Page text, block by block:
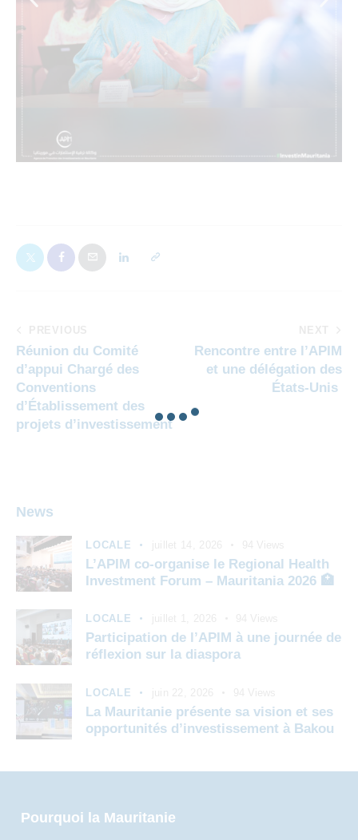
Réunion du Comité
d’appui Chargé des
Conventions
d’Établissement des
projets d’investissement
Rencontre entre l’APIM
et une délégation des
États-Unis
News
LOCALE
L’APIM co-organise le Regional Health
Investment Forum – Mauritania 2026 🏥
LOCALE
Participation de l’APIM à une journée de
réflexion sur la diaspora
LOCALE
La Mauritanie présente sa vision et ses
opportunités d’investissement à Bakou
Pourquoi la Mauritanie